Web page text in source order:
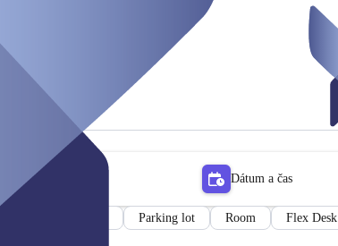
Dátum a čas
Parking lot Room Flex Desk